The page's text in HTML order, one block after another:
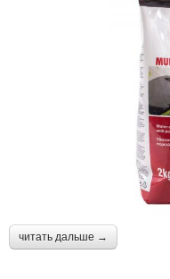
читать дальше →